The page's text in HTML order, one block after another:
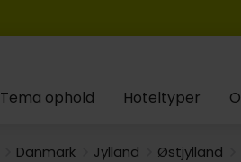
Tema ophold Hoteltyper
Danmark Jylland Østjylland